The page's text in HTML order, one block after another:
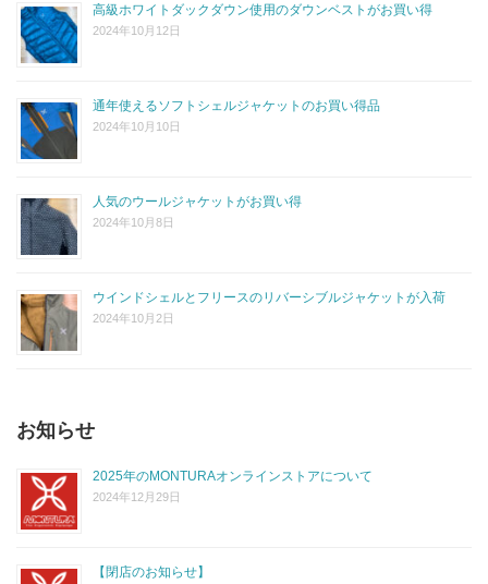
高級ホワイトダックダウン使用のダウンベストがお買い得
2024年10月12日
通年使えるソフトシェルジャケットのお買い得品
2024年10月10日
人気のウールジャケットがお買い得
2024年10月8日
ウインドシェルとフリースのリバーシブルジャケットが入荷
2024年10月2日
お知らせ
2025年のMONTURAオンラインストアについて
2024年12月29日
【閉店のお知らせ】